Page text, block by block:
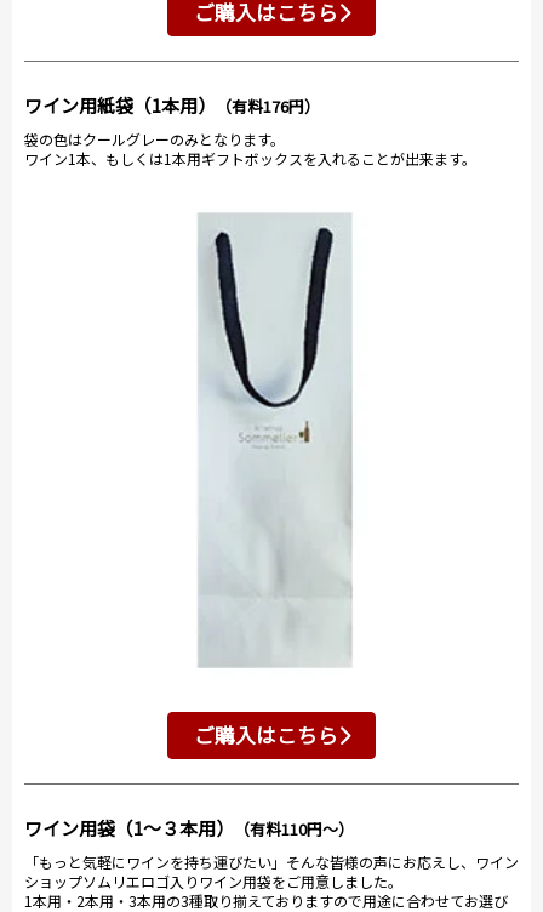
ご購入はこちら
ワイン用紙袋（1本用） （有料176円）
袋の色はクールグレーのみとなります。
ワイン1本、もしくは1本用ギフトボックスを入れることが出来ます。
ご購入はこちら
ワイン用袋（1～３本用） （有料110円～）
「もっと気軽にワインを持ち運びたい」そんな皆様の声にお応えし、ワイン
ショップソムリエロゴ入りワイン用袋をご用意しました。
1本用・2本用・3本用の3種取り揃えておりますので用途に合わせてお選び